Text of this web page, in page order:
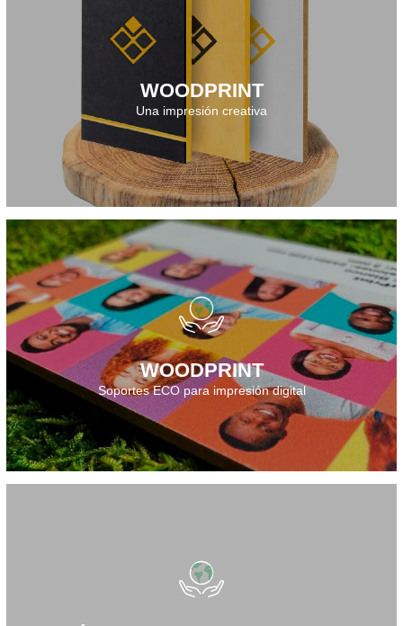
WOODPRINT
Una impresión creativa
Descarga el folleto
WOODPRINT
Soportes ECO para impresión digital
Descarga el folleto